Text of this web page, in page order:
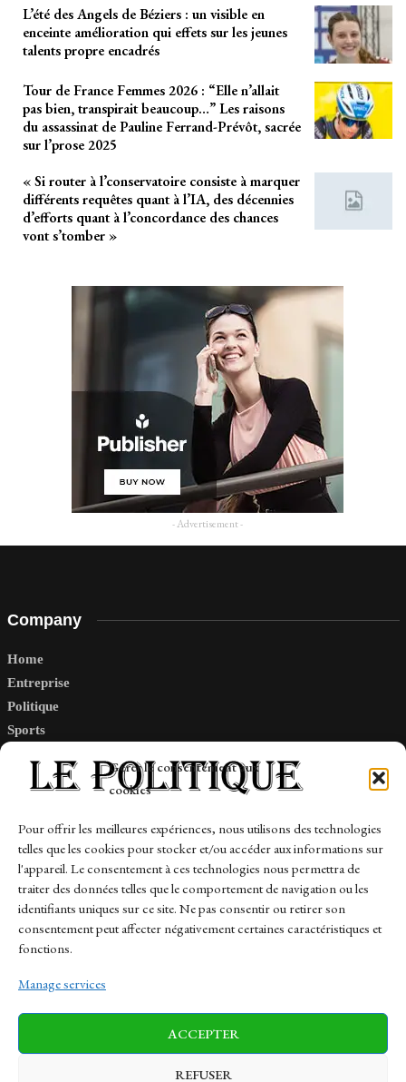
Gérer le consentement aux
cookies
Pour offrir les meilleures expériences, nous utilisons des technologies
telles que les cookies pour stocker et/ou accéder aux informations sur
l'appareil. Le consentement à ces technologies nous permettra de
traiter des données telles que le comportement de navigation ou les
identifiants uniques sur ce site. Ne pas consentir ou retirer son
consentement peut affecter négativement certaines caractéristiques et
fonctions.
Manage services
ACCEPTER
REFUSER
L’été des Angels de Béziers : un visible en
enceinte amélioration qui effets sur les jeunes
talents propre encadrés
Tour de France Femmes 2026 : “Elle n’allait
pas bien, transpirait beaucoup…” Les raisons
du assassinat de Pauline Ferrand-Prévôt, sacrée
sur l’prose 2025
« Si router à l’conservatoire consiste à marquer
différents requêtes quant à l’IA, des décennies
d’efforts quant à l’concordance des chances
vont s’tomber »
- Advertisement -
Company
Home
Entreprise
Politique
Sports
Links
Contact
Sitemap
News Finance-Marches Politics
Business Tech Health Sports Travel